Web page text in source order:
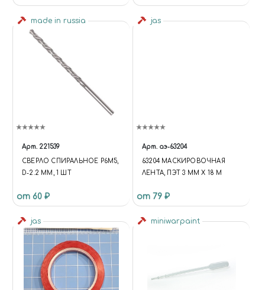
made in russia
Арт. 221539
СВЕРЛО СПИРАЛЬНОЕ Р6М5,
D-2.2 ММ, 1 ШТ
от 60 ₽
jas
Арт. аэ-63204
63204 МАСКИРОВОЧНАЯ
ЛЕНТА, ПЭТ 3 ММ Х 18 М
от 79 ₽
jas miniwarpaint